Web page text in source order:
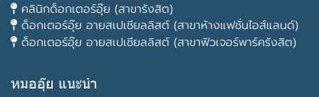
คลินิกด็อกเตอร์อุ๊ย (สาขารังสิต)
ด็อกเตอร์อุ๊ย อายสเปเชียลลิสต์ (สาขาห้างแฟชั่นไอส์แลนด์)
ด็อกเตอร์อุ๊ย อายสเปเชียลลิสต์ (สาขาฟิวเจอร์พาร์ครังสิต)
หมออุ๊ย แนะนำ